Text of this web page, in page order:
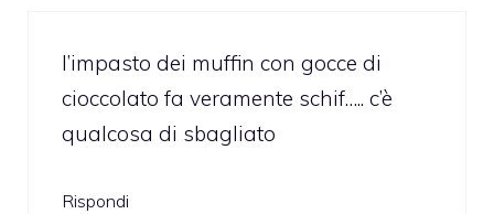
l’impasto dei muffin con gocce di
cioccolato fa veramente schif….. c’è
qualcosa di sbagliato
Rispondi